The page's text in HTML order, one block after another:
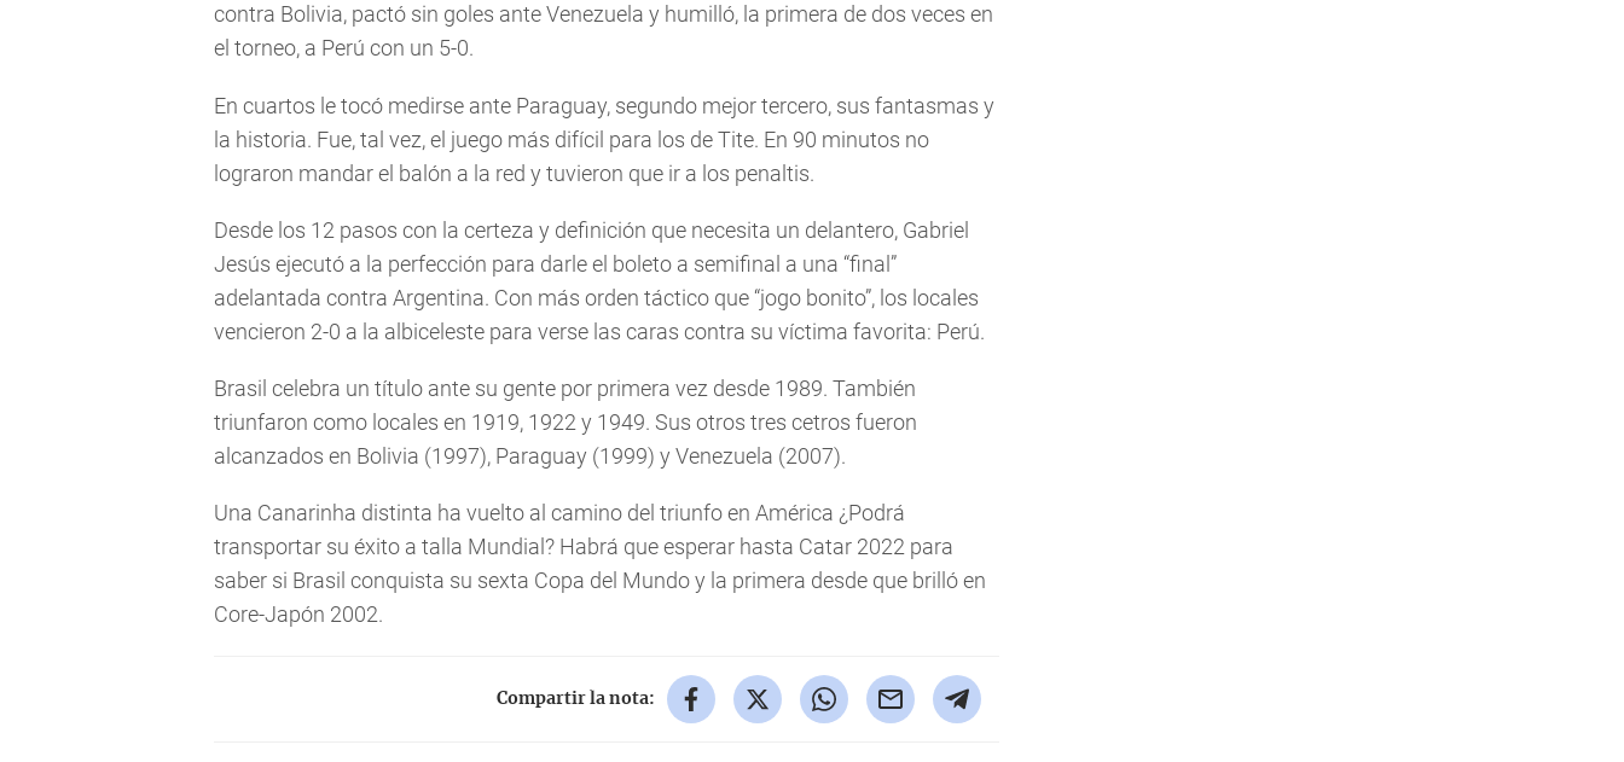
contra Bolivia, pactó sin goles ante Venezuela y humilló, la primera de dos veces en
el torneo, a Perú con un 5-0.
En cuartos le tocó medirse ante Paraguay, segundo mejor tercero, sus fantasmas y
la historia. Fue, tal vez, el juego más difícil para los de Tite. En 90 minutos no
lograron mandar el balón a la red y tuvieron que ir a los penaltis.
Desde los 12 pasos con la certeza y definición que necesita un delantero, Gabriel
Jesús ejecutó a la perfección para darle el boleto a semifinal a una “final”
adelantada contra Argentina. Con más orden táctico que “jogo bonito”, los locales
vencieron 2-0 a la albiceleste para verse las caras contra su víctima favorita: Perú.
Brasil celebra un título ante su gente por primera vez desde 1989. También
triunfaron como locales en 1919, 1922 y 1949. Sus otros tres cetros fueron
alcanzados en Bolivia (1997), Paraguay (1999) y Venezuela (2007).
Una Canarinha distinta ha vuelto al camino del triunfo en América ¿Podrá
transportar su éxito a talla Mundial? Habrá que esperar hasta Catar 2022 para
saber si Brasil conquista su sexta Copa del Mundo y la primera desde que brilló en
Core-Japón 2002.
Compartir la nota: